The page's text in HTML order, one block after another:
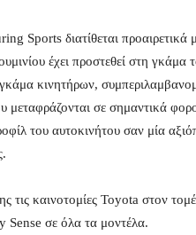
Sports διατίθεται
έχει προστεθεί στη γκάμα
κινητήρων,
σε σημαντικά
του αυτοκινήτου σαν μία
τις καινοτομίες Toyota στον
σε όλα τα μοντέλα.